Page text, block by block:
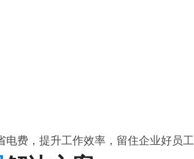
费，提升工作效率，留住企业好员工